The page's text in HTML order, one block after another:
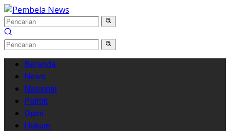
Langsung
ke
konten
Beranda
News
Nasional
Politik
Opini
Hukum